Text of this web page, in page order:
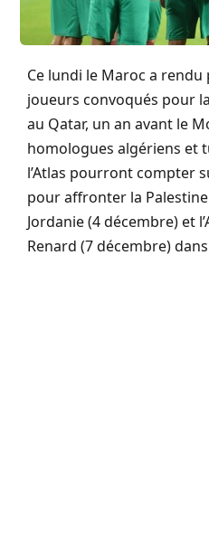
Ce lundi le Maroc a rendu
joueurs convoqués pour la
au Qatar, un an avant le
homologues algériens et
l’Atlas pourront compter
pour affronter la
Jordanie (4 décembre) et
Renard (7 décembre)